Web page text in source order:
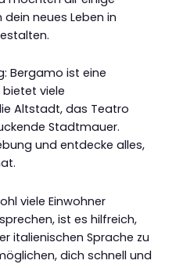
neues Leben in
Bergamo ist eine
viele
Altstadt, das Teatro
Stadtmauer.
und entdecke alles,
viele Einwohner
ist es hilfreich,
italienischen Sprache zu
dich schnell und